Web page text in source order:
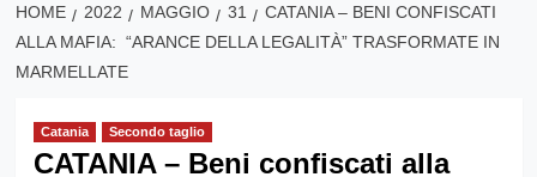
HOME 2022 MAGGIO 31
CATANIA – BENI CONFISCATI
ALLA MAFIA: “ARANCE DELLA LEGALITÀ” TRASFORMATE IN
MARMELLATE
Catania Secondo taglio
CATANIA – Beni confiscati alla